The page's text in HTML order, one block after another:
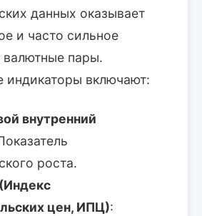
данных оказывает
и часто сильное
валютные пары.
включают:
внутренний
роста.
цен, ИПЦ):